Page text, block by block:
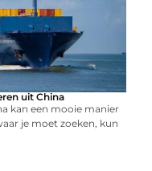
uit China
kan een mooie manier
je moet zoeken, kun